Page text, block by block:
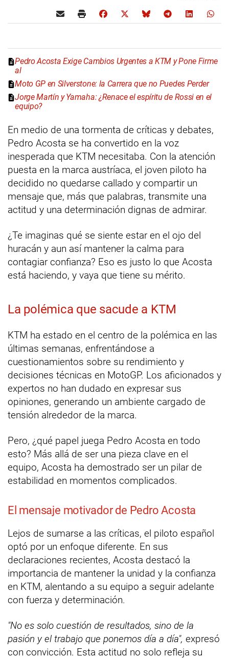
Pedro Acosta Exige Cambios Urgentes a KTM y Pone Firme
al
Moto GP en Silverstone: la Carrera que no Puedes Perder
Jorge Martín y Yamaha: ¿Renace el espíritu de Rossi en el
equipo?
En medio de una tormenta de críticas y debates,
Pedro Acosta se ha convertido en la voz
inesperada que KTM necesitaba. Con la atención
puesta en la marca austríaca, el joven piloto ha
decidido no quedarse callado y compartir un
mensaje que, más que palabras, transmite una
actitud y una determinación dignas de admirar.
¿Te imaginas qué se siente estar en el ojo del
huracán y aun así mantener la calma para
contagiar confianza? Eso es justo lo que Acosta
está haciendo, y vaya que tiene su mérito.
La polémica que sacude a KTM
KTM ha estado en el centro de la polémica en las
últimas semanas, enfrentándose a
cuestionamientos sobre su rendimiento y
decisiones técnicas en MotoGP. Los aficionados y
expertos no han dudado en expresar sus
opiniones, generando un ambiente cargado de
tensión alrededor de la marca.
Pero, ¿qué papel juega Pedro Acosta en todo
esto? Más allá de ser una pieza clave en el
equipo, Acosta ha demostrado ser un pilar de
estabilidad en momentos complicados.
El mensaje motivador de Pedro Acosta
Lejos de sumarse a las críticas, el piloto español
optó por un enfoque diferente. En sus
declaraciones recientes, Acosta destacó la
importancia de mantener la unidad y la confianza
en KTM, alentando a su equipo a seguir adelante
con fuerza y determinación.
"No es solo cuestión de resultados, sino de la
pasión y el trabajo que ponemos día a día", expresó
con convicción. Esta actitud no solo refleja su